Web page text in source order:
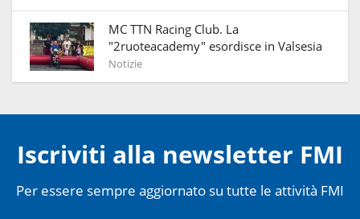
MC TTN Racing Club. La
"2ruoteacademy" esordisce in Valsesia
Notizie
Iscriviti alla newsletter FMI
Per essere sempre aggiornato su tutte le attività FMI